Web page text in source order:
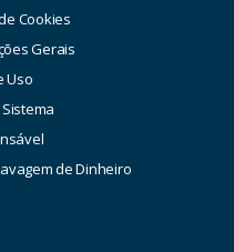
Cookies
Gerais
Uso
de Dinheiro